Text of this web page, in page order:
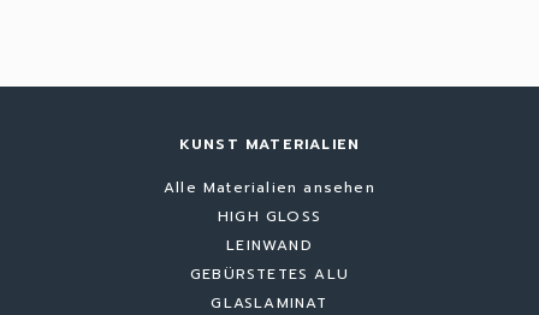
KUNST MATERIALIEN
Alle Materialien ansehen
HIGH GLOSS
LEINWAND
GEBÜRSTETES ALU
GLASLAMINAT